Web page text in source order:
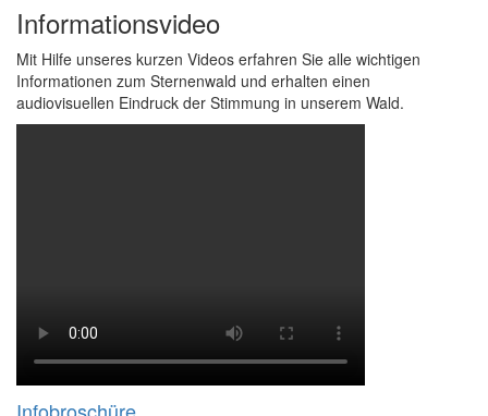
Informationsvideo
Mit Hilfe unseres kurzen Videos erfahren Sie alle wichtigen
Informationen zum Sternenwald und erhalten einen
audiovisuellen Eindruck der Stimmung in unserem Wald.